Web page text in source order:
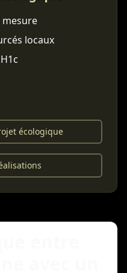
locaux
écologique